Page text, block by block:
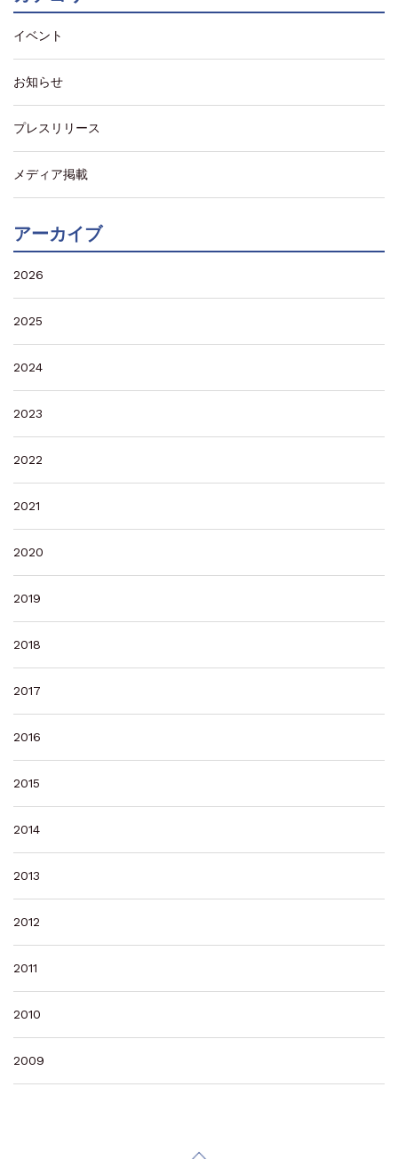
イベント
お知らせ
プレスリリース
メディア掲載
アーカイブ
2026
2025
2024
2023
2022
2021
2020
2019
2018
2017
2016
2015
2014
2013
2012
2011
2010
2009